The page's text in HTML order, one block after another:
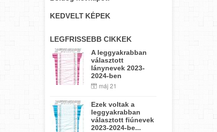
KEDVELT KÉPEK
LEGFRISSEBB CIKKEK
A leggyakrabban
választott
lánynevek 2023-
2024-ben
máj 21
Ezek voltak a
leggyakrabban
választott fiúnevek
2023-2024-be...